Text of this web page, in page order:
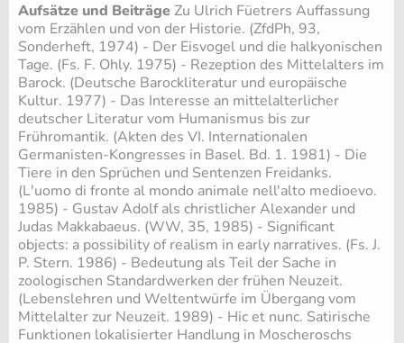
Aufsätze und BeiträgeZu Ulrich Füetrers Auffassung
vom Erzählen und von der Historie. (ZfdPh, 93,
Sonderheft, 1974) - Der Eisvogel und die halkyonischen
Tage. (Fs. F. Ohly. 1975) - Rezeption des Mittelalters im
Barock. (Deutsche Barockliteratur und europäische
Kultur. 1977) - Das Interesse an mittelalterlicher
deutscher Literatur vom Humanismus bis zur
Frühromantik. (Akten des VI. Internationalen
Germanisten-Kongresses in Basel. Bd. 1. 1981) - Die
Tiere in den Sprüchen und Sentenzen Freidanks.
(L'uomo di fronte al mondo animale nell'alto medioevo.
1985) - Gustav Adolf als christlicher Alexander und
Judas Makkabaeus. (WW, 35, 1985) - Significant
objects: a possibility of realism in early narratives. (Fs. J.
P. Stern. 1986) - Bedeutung als Teil der Sache in
zoologischen Standardwerken der frühen Neuzeit.
(Lebenslehren und Weltentwürfe im Übergang vom
Mittelalter zur Neuzeit. 1989) - Hic et nunc. Satirische
Funktionen lokalisierter Handlung in Moscheroschs